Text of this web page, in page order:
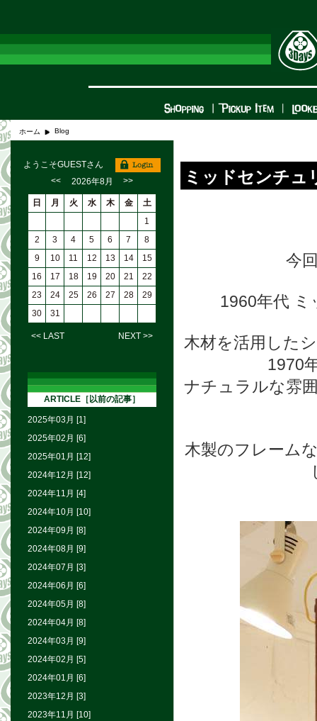
ホーム Blog
ミッドセンチュ
今
1960年代
木材を活用した
1970
ナチュラルな雰
木製のフレーム
ようこそGUESTさん
<<
2026年8月 >>
日 月 火 水 木 金
土
1
2
3 4 5 6 7
8
9
10 11 12 13 14
15
16
17 18 19 20 21
22
23
24 25 26 27 28
29
30
31
<< LAST NEXT >>
ARTICLE［以前の記事］
2025年03月 [1]
2025年02月 [6]
2025年01月 [12]
2024年12月 [12]
2024年11月 [4]
2024年10月 [10]
2024年09月 [8]
2024年08月 [9]
2024年07月 [3]
2024年06月 [6]
2024年05月 [8]
2024年04月 [8]
2024年03月 [9]
2024年02月 [5]
2024年01月 [6]
2023年12月 [3]
2023年11月 [10]